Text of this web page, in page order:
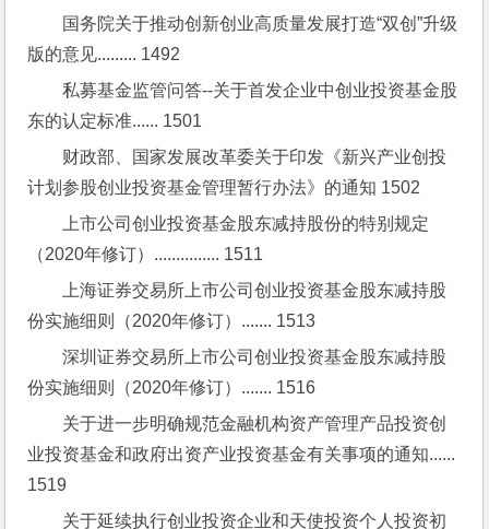
国务院关于推动创新创业高质量发展打造“双创”升级
版的意见......... 1492
私募基金监管问答--关于首发企业中创业投资基金股
东的认定标准...... 1501
财政部、国家发展改革委关于印发《新兴产业创投
计划参股创业投资基金管理暂行办法》的通知 1502
上市公司创业投资基金股东减持股份的特别规定
（2020年修订）............... 1511
上海证券交易所上市公司创业投资基金股东减持股
份实施细则（2020年修订）....... 1513
深圳证券交易所上市公司创业投资基金股东减持股
份实施细则（2020年修订）....... 1516
关于进一步明确规范金融机构资产管理产品投资创
业投资基金和政府出资产业投资基金有关事项的通知......
1519
关于延续执行创业投资企业和天使投资个人投资初